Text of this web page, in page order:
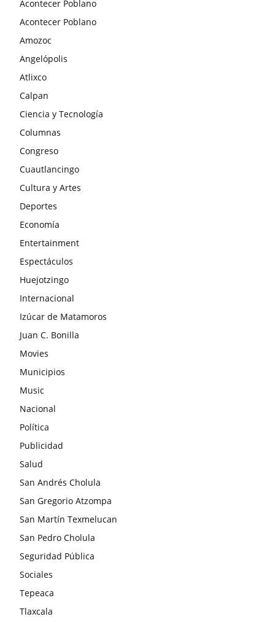
Acontecer Poblano
Acontecer Poblano
Amozoc
Angelópolis
Atlixco
Calpan
Ciencia y Tecnología
Columnas
Congreso
Cuautlancingo
Cultura y Artes
Deportes
Economía
Entertainment
Espectáculos
Huejotzingo
Internacional
Izúcar de Matamoros
Juan C. Bonilla
Movies
Municipios
Music
Nacional
Política
Publicidad
Salud
San Andrés Cholula
San Gregorio Atzompa
San Martín Texmelucan
San Pedro Cholula
Seguridad Pública
Sociales
Tepeaca
Tlaxcala